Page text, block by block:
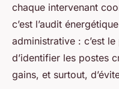
chaque intervenant
c’est l’audit
administrative : c’est
d’identifier les postes
gains, et surtout,